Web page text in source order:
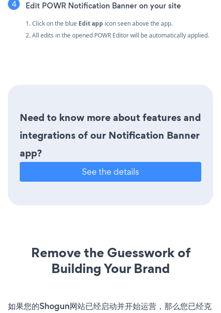
Edit POWR Notification Banner on your site
1. Click on the blue Edit app icon seen above the app.
2. All edits in the opened POWR Editor will be automatically applied.
Need to know more about features and
integrations of our Notification Banner
app?
See the details
Remove the Guesswork of
Building Your Brand
如果您的Shogun网站已经启动并开始运营，那么您已经克